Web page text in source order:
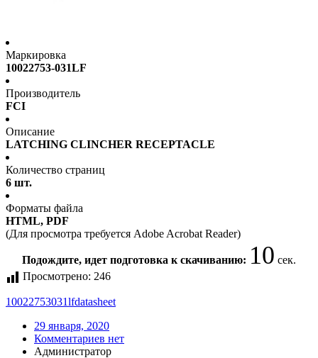
Маркировка
10022753-031LF
Производитель
FCI
Описание
LATCHING CLINCHER RECEPTACLE
Количество страниц
6 шт.
Форматы файла
HTML, PDF
(Для просмотра требуется Adobe Acrobat Reader)
Подождите, идет подготовка к скачиванию: 10 сек.
Просмотрено: 246
10022753031lfdatasheet
29 января, 2020
Комментариев нет
Администратор